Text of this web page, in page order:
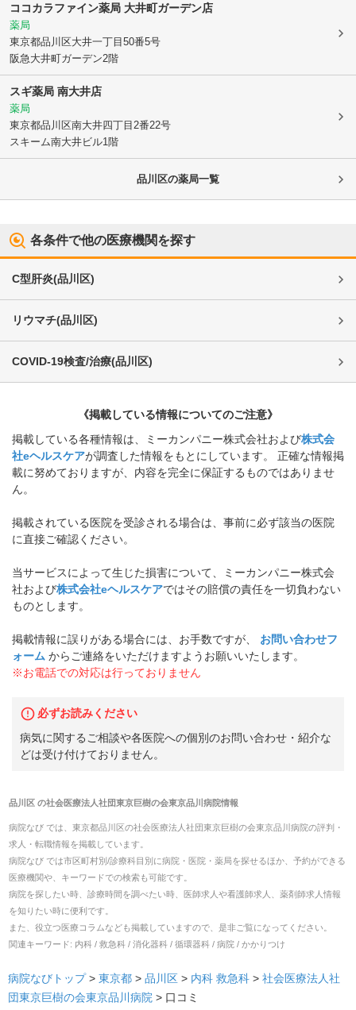
ココカラファイン薬局 大井町ガーデン店
薬局
東京都品川区大井一丁目50番5号
阪急大井町ガーデン2階
スギ薬局 南大井店
薬局
東京都品川区南大井四丁目2番22号
スキーム南大井ビル1階
品川区の薬局一覧
各条件で他の医療機関を探す
C型肝炎(品川区)
リウマチ(品川区)
COVID-19検査/治療(品川区)
《掲載している情報についてのご注意》
掲載している各種情報は、ミーカンパニー株式会社および株式会
社eヘルスケアが調査した情報をもとにしています。 正確な情報掲
載に努めておりますが、内容を完全に保証するものではありませ
ん。
掲載されている医院を受診される場合は、事前に必ず該当の医院
に直接ご確認ください。
当サービスによって生じた損害について、ミーカンパニー株式会
社および株式会社eヘルスケアではその賠償の責任を一切負わない
ものとします。
掲載情報に誤りがある場合には、お手数ですが、
お問い合わせフ
ォーム からご連絡をいただけますようお願いいたします。
※お電話での対応は行っておりません
必ずお読みください
病気に関するご相談や各医院への個別のお問い合わせ・紹介な
どは受け付けておりません。
品川区の社会医療法人社団東京巨樹の会東京品川病院情報
病院なび では、 東京都品川区の社会医療法人社団東京巨樹の会東京品川病院の評判・
求人・転職情報を掲載しています。
病院なび では市区町村別/診療科目別に病院・医院・薬局を探せるほか、予約ができる
医療機関や、キーワードでの検索も可能です。
病院を探したい時、診療時間を調べたい時、医師求人や看護師求人、薬剤師求人情報
を知りたい時に便利です。
また、役立つ医療コラムなども掲載していますので、是非ご覧になってください。
関連キーワード: 内科 / 救急科 / 消化器科 / 循環器科 / 病院 / かかりつけ
病院なびトップ > 東京都 > 品川区 > 内科 救急科 > 社会医療法人社
団東京巨樹の会東京品川病院 > 口コミ